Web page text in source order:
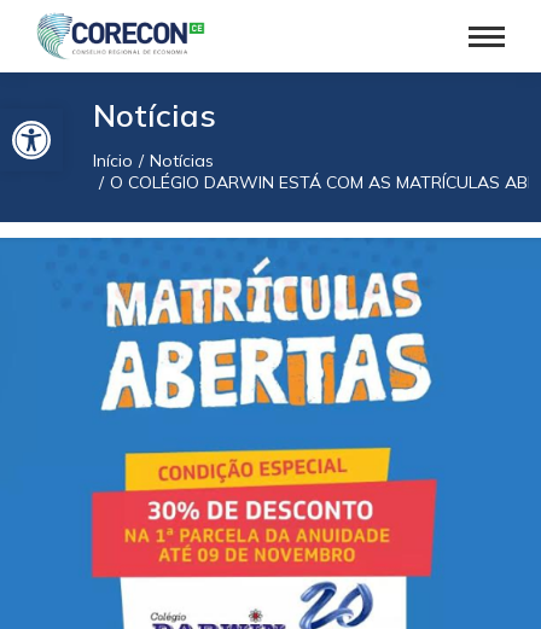
Barra de Ferramentas AbertaNotícias
Você está aqui:
Início
Notícias
O COLÉGIO DARWIN ESTÁ COM AS MATRÍCULAS